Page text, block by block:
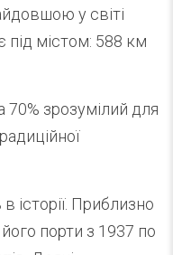
у світі
містом: 588 км
зрозумілий для
історії. Приблизно
порти з 1937 по